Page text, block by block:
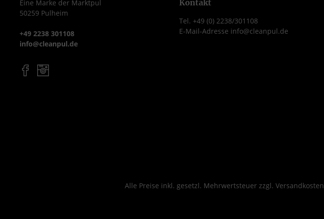
mit den Handfegern von
Vikan eingesetzt werden.
Leicht, schont Arm und
rostfrei Aus
hochwertigem Kunststoff
Eine Marke der Marktpul
50259 Pulheim
+49 2238 301108
info@cleanpul.de
Kontakt
Tel. +49 (0) 2238/301108
E-Mail-Adresse info@cleanpul.de
Alle Preise inkl. gesetzl. Mehrwertsteuer zzgl. Versandkosten